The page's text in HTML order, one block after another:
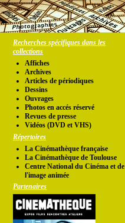
Recherches spécifiques dans les
collections
Affiches
Archives
Articles de périodiques
Dessins
Ouvrages
Photos en accés réservé
Revues de presse
Vidéos (DVD et VHS)
Répertoires
La Cinémathèque française
La Cinémathèque de Toulouse
Centre National du Cinéma et de
l'image animée
Partenaires